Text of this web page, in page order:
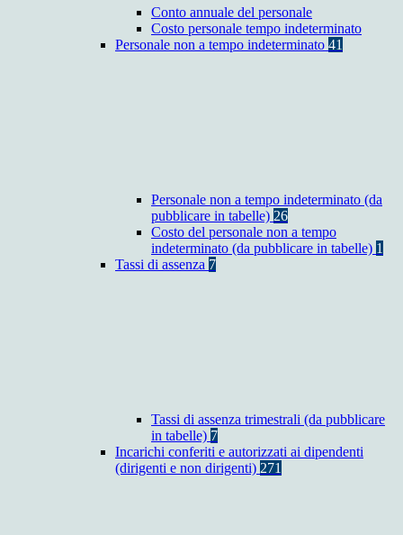
Conto annuale del personale
Costo personale tempo indeterminato
Personale non a tempo indeterminato 41
Personale non a tempo indeterminato (da
pubblicare in tabelle) 26
Costo del personale non a tempo
indeterminato (da pubblicare in tabelle) 1
Tassi di assenza 7
Tassi di assenza trimestrali (da pubblicare
in tabelle) 7
Incarichi conferiti e autorizzati ai dipendenti
(dirigenti e non dirigenti) 271